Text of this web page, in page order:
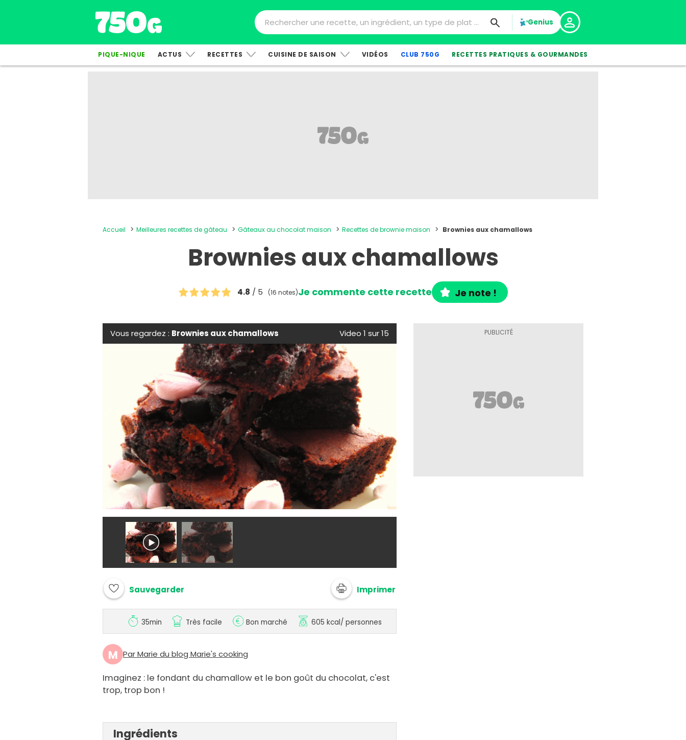
Genius
PIQUE-NIQUE ACTUS RECETTES CUISINE DE SAISON VIDÉOS CLUB 750G RECETTES PRATIQUES & GOURMANDES
Accueil Meilleures recettes de gâteau Gâteaux au chocolat maison Recettes de brownie maison Brownies aux chamallows
Brownies aux chamallows
4.8 / 5 (16 notes)Je commente cette recette Je note !
Vous regardez : Brownies aux chamallows Video 1 sur 15
Sauvegarder Imprimer
35min Très facile Bon marché 605 kcal/ personnes
M Par Marie du blog Marie's cooking
Imaginez : le fondant du chamallow et le bon goût du chocolat, c'est
trop, trop bon !
Ingrédients